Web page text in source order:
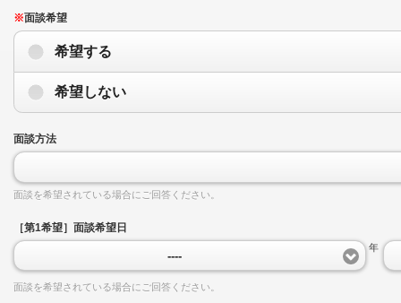
※面談希望
希望する
希望しない
面談方法
面談を希望されている場合にご回答ください。
［第1希望］面談希望日
----
年
面談を希望されている場合にご回答ください。